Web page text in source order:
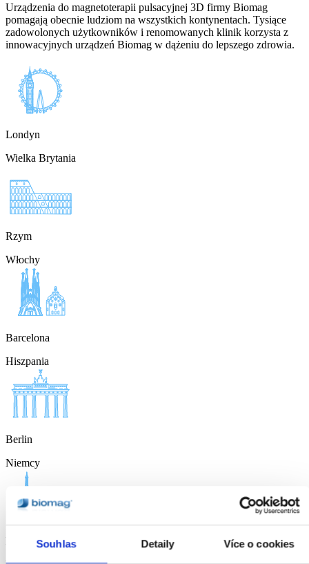
Souhlas Detaily Více o cookies
Urządzenia do magnetoterapii pulsacyjnej 3D firmy Biomag
pomagają obecnie ludziom na wszystkich kontynentach. Tysiące
zadowolonych użytkowników i renomowanych klinik korzysta z
innowacyjnych urządzeń Biomag w dążeniu do lepszego zdrowia.
Londyn
Wielka Brytania
Rzym
Włochy
Barcelona
Hiszpania
Berlin
Niemcy
Paryż